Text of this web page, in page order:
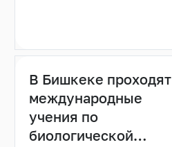
В Бишкеке проходят
международные
учения по
биологической